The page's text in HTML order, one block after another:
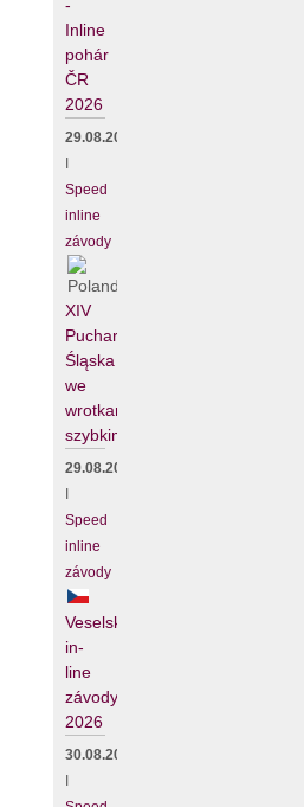
-
Inline
pohár
ČR
2026
29.08.2026
Speed
inline
závody
XIV
Puchar
Śląska
we
wrotkarstwie
szybkim
29.08.2026
Speed
inline
závody
Veselské
in-
line
závody
2026
30.08.2026